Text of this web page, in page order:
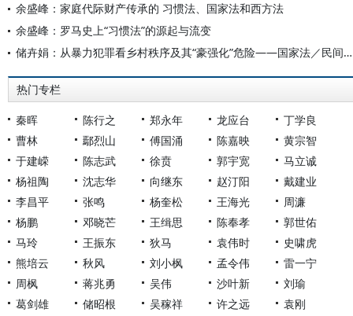
余盛峰：家庭代际财产传承的 习惯法、国家法和西方法
余盛峰：罗马史上“习惯法”的源起与流变
储卉娟：从暴力犯罪看乡村秩序及其“豪强化”危险——国家法／民间法视角反思
热门专栏
秦晖 陈行之 郑永年 龙应台
丁学良
曹林
鄢烈山 傅国涌 陈嘉映
黄宗智
于建嵘
陈志武 徐贲 郭宇宽
马立诚
杨祖陶
沈志华 向继东 赵汀阳
戴建业
李昌平
张鸣 杨奎松 王海光
周濂
杨鹏
邓晓芒 王缉思 陈奉孝
郭世佑
马玲
王振东 狄马 袁伟时
史啸虎
熊培云
秋风 刘小枫 孟令伟
雷一宁
周枫
蒋兆勇 吴伟 沙叶新
刘瑜
葛剑雄
储昭根 吴稼祥 许之远 袁刚